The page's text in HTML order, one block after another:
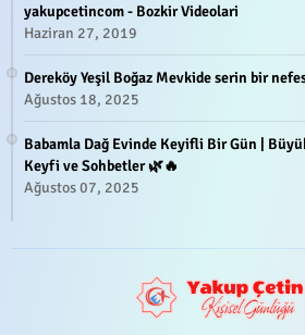
yakupcetincom - Bozkir Videolari
Haziran 27, 2019
Dereköy Yeşil Boğaz Mevkide serin bir
Ağustos 18, 2025
Babamla Dağ Evinde Keyifli Bir Gün |
Keyfi ve Sohbetler 🌿🔥
Ağustos 07, 2025